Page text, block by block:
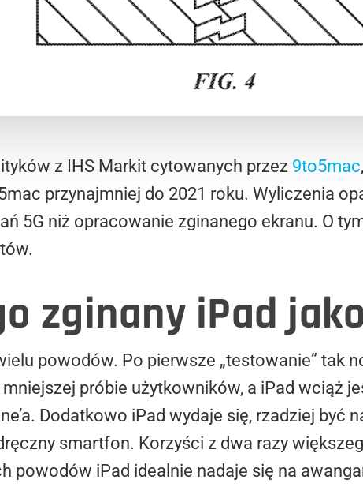
z IHS Markit cytowanych przez 9to5mac
przynajmniej do 2021 roku. Wyliczenia
5G niż opracowanie zginanego ekranu. O
zginany iPad
powodów. Po pierwsze „testowanie” tak
próbie użytkowników, a iPad wciąż
Dodatkowo iPad wydaje się, rzadziej być
smartfon. Korzyści z dwa razy
powodów iPad idealnie nadaje się na